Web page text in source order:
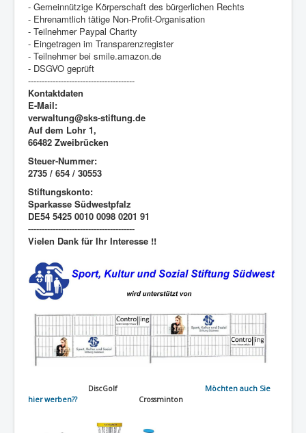
- Gemeinnützige Körperschaft des bürgerlichen Rechts
- Ehrenamtlich tätige Non-Profit-Organisation
- Teilnehmer Paypal Charity
- Eingetragen im Transparenzregister
- Teilnehmer bei smile.amazon.de
- DSGVO geprüft
---------------------------------------
Kontaktdaten
E-Mail:
verwaltung@sks-stiftung.de
Auf dem Lohr 1,
66482 Zweibrücken
Steuer-Nummer:
2735 / 654 / 30553
Stiftungskonto:
Sparkasse Südwestpfalz
DE54 5425 0010 0098 0201 91
---------------------------------------
Vielen Dank für Ihr Interesse !!
DiscGolf Möchten auch Sie
hier werben??
Crossminton